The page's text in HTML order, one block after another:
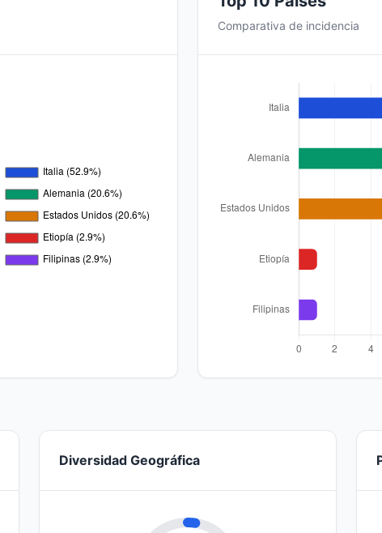
Comparativa de incidencia
Diversidad Geográfica